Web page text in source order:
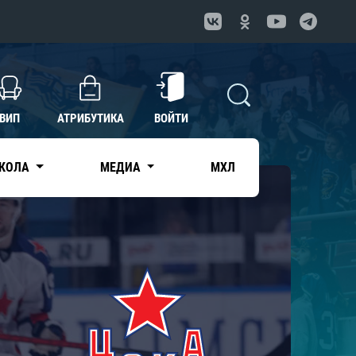
ВИП АТРИБУТИКА ВОЙТИ
МЕДИА МХЛ